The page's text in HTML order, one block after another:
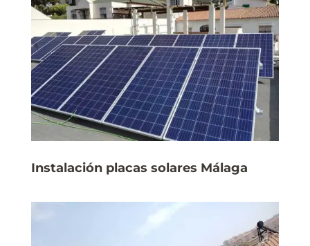
Instalación placas solares Málaga